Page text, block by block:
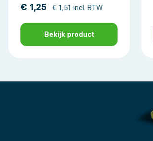
€ 1,25 € 1,51 incl. BTW
Bekijk product